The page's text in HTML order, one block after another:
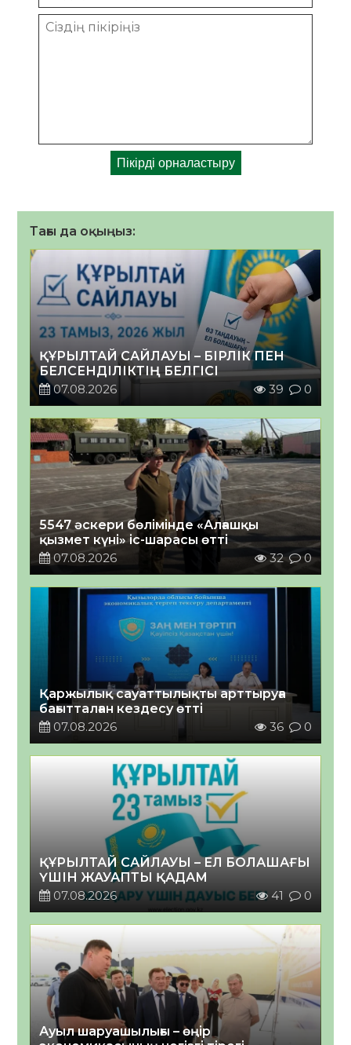
Тағы да оқыңыз:
ҚҰРЫЛТАЙ САЙЛАУЫ – БІРЛІК ПЕН
БЕЛСЕНДІЛІКТІҢ БЕЛГІСІ
07.08.2026
39 0
5547 әскери бөлімінде «Алғашқы
қызмет күні» іс-шарасы өтті
07.08.2026
32 0
Қаржылық сауаттылықты арттыруға
бағытталған кездесу өтті
07.08.2026
36 0
ҚҰРЫЛТАЙ САЙЛАУЫ – ЕЛ БОЛАШАҒЫ
ҮШІН ЖАУАПТЫ ҚАДАМ
07.08.2026
41 0
Ауыл шаруашылығы – өңір